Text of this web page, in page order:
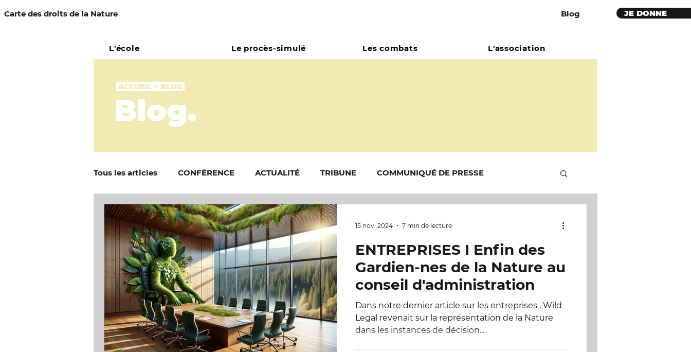
Carte des droits de la Nature JE DONNE
Blog
Blog.
ACCUEIL > BLOG
Tous les articles CONFÉRENCE ACTUALITÉ TRIBUNE COMMUNIQUÉ DE PRESSE
Écocide et limites planétaires Campagne Amazonie
Procès-simulés Combats Asso Campagne boues rouges Campagne rivières sauvages
Chronique Conseil de l'Europe Le Chéran Éolien offshore, droits des océans
Granulats marins Total au pénal La Seine
ENTREPRISES I Enfin des
Gardien-nes de la Nature au
conseil d'administration
Dans notre dernier article sur les entreprises , Wild
Legal revenait sur la représentation de la Nature
dans les instances de décision....
15 nov. 2024 7 min de lecture
L'école Le procès-simulé Les combats L'association